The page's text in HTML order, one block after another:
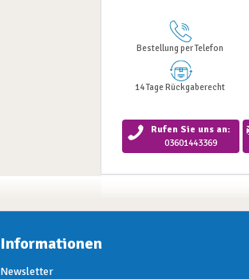
Bestellung per Telefon
14 Tage Rückgaberecht
Rufen Sie uns an:
03601443369
Informationen
Newsletter